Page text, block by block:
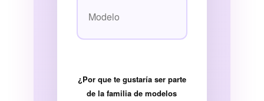
¿Por que te gustaría ser parte
de la familia de modelos